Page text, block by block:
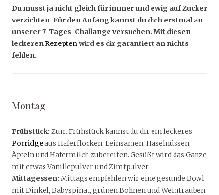
Du musst ja nicht gleich für immer und ewig auf Zucker
verzichten. Für den Anfang kannst du dich erstmal an
unserer 7-Tages-Challange versuchen. Mit diesen
leckeren Rezepten wird es dir garantiert an nichts
fehlen.
Montag
Frühstück: Zum Frühstück kannst du dir ein leckeres
Porridgeaus Haferflocken, Leinsamen, Haselnüssen,
Äpfeln und Hafermilch zubereiten. Gesüßt wird das Ganze
mit etwas Vanillepulver und Zimtpulver.
Mittagessen: Mittags empfehlen wir eine gesunde Bowl
mit Dinkel, Babyspinat, grünen Bohnen und Weintrauben.